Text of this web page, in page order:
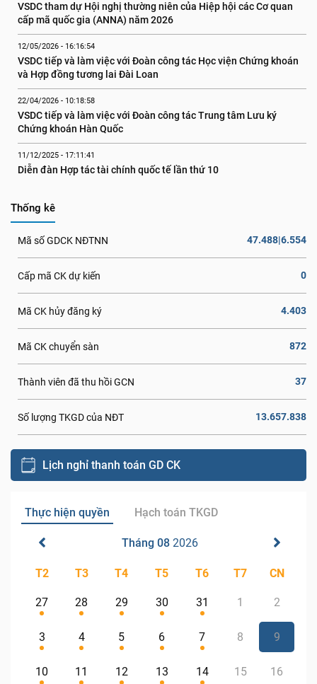
VSDC tham dự Hội nghị thường niên của Hiệp hội các Cơ quan
cấp mã quốc gia (ANNA) năm 2026
12/05/2026 - 16:16:54
VSDC tiếp và làm việc với Đoàn công tác Học viện Chứng khoán
và Hợp đồng tương lai Đài Loan
22/04/2026 - 10:18:58
VSDC tiếp và làm việc với Đoàn công tác Trung tâm Lưu ký
Chứng khoán Hàn Quốc
11/12/2025 - 17:11:41
Diễn đàn Hợp tác tài chính quốc tế lần thứ 10
Thống kê
Mã số GDCK NĐTNN 47.488|6.554
Cấp mã CK dự kiến 0
Mã CK hủy đăng ký 4.403
Mã CK chuyển sàn 872
Thành viên đã thu hồi GCN 37
Số lượng TKGD của NĐT 13.657.838
Lịch nghỉ thanh toán GD CK
Thực hiện quyền Hạch toán TKGD
Tháng 08 2026
T2 T3 T4 T5 T6 T7 CN
27 28 29 30 31 1 2
3 4 5 6 7 8 9
10 11 12 13 14 15 16